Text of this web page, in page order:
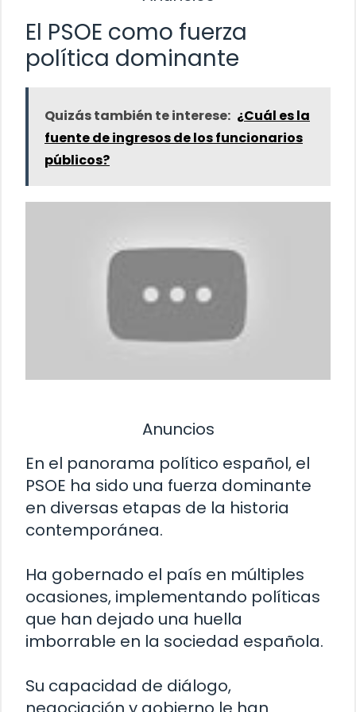
El PSOE como fuerza
política dominante
Quizás también te interese: ¿Cuál es la
fuente de ingresos de los funcionarios
públicos?
Anuncios
En el panorama político español, el
PSOE ha sido una fuerza dominante
en diversas etapas de la historia
contemporánea.
Ha gobernado el país en múltiples
ocasiones, implementando políticas
que han dejado una huella
imborrable en la sociedad española.
Su capacidad de diálogo,